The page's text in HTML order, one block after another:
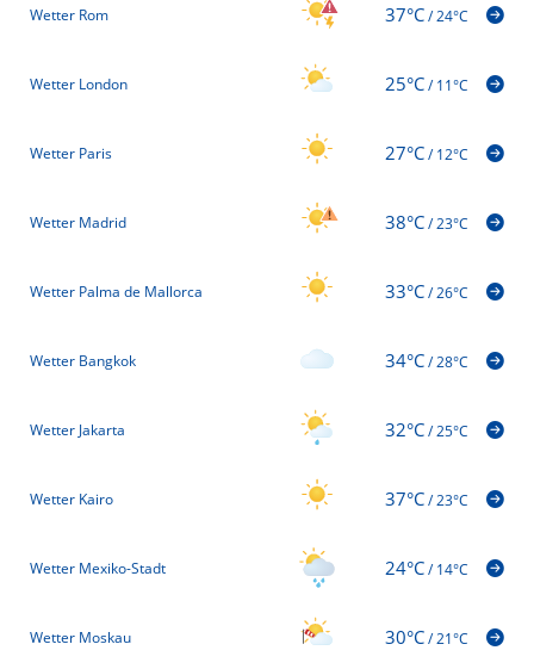
Wetter Rom 37°C/24°C
Wetter London 25°C/11°C
Wetter Paris 27°C/12°C
Wetter Madrid 38°C/23°C
Wetter Palma de Mallorca 33°C/26°C
Wetter Bangkok 34°C/28°C
Wetter Jakarta 32°C/25°C
Wetter Kairo 37°C/23°C
Wetter Mexiko-Stadt 24°C/14°C
Wetter Moskau 30°C/21°C